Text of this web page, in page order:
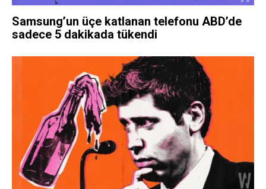
Samsung’un üçe katlanan telefonu ABD’de
sadece 5 dakikada tükendi